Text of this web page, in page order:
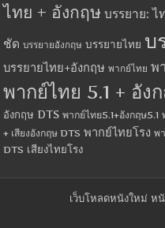
ไทย + อังกฤษ บรรยาย:
ชัด บรรยายอังกฤษ บรรยายไทย บ
บรรยายไทย+อังกฤษ พากย์ไทย พ
พากย์ไทย 5.1 + อัง
อังกฤษ DTS พากย์ไทย5.1+อังกฤษ5.1
+ เสียงอังกฤษ DTS พากย์ไทยโรง พ
DTS เสียงไทยโรง
เว็บโหลดหนังใหม่ ห